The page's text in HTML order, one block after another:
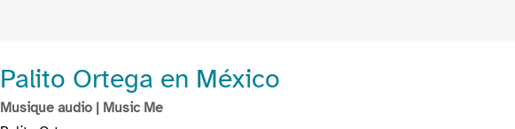
Palito Ortega en México
Musique audio | Music Me